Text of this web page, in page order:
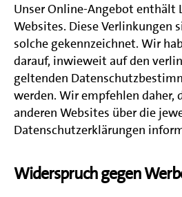
Unser Online-Angebot enthält
Websites. Diese Verlinkungen
solche gekennzeichnet. Wir
darauf, inwieweit auf den
geltenden
werden. Wir empfehlen daher,
anderen Websites über die
Datenschutzerklärungen
Widerspruch gegen